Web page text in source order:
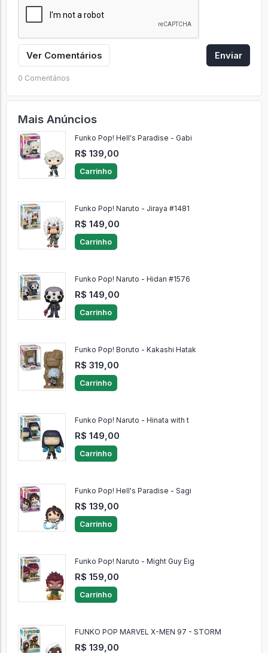
Ver Comentários Enviar
0 Comentários
Mais Anúncios
Funko Pop! Hell's Paradise - Gabi
R$ 139,00
Carrinho
Funko Pop! Naruto - Jiraya #1481
R$ 149,00
Carrinho
Funko Pop! Naruto - Hidan #1576
R$ 149,00
Carrinho
Funko Pop! Boruto - Kakashi Hatak
R$ 319,00
Carrinho
Funko Pop! Naruto - Hinata with t
R$ 149,00
Carrinho
Funko Pop! Hell's Paradise - Sagi
R$ 139,00
Carrinho
Funko Pop! Naruto - Might Guy Eig
R$ 159,00
Carrinho
FUNKO POP MARVEL X-MEN 97 - STORM
R$ 139,00